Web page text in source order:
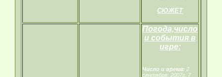
СЮЖЕТ
Погода,число
и события в
игре:
Число и время: 2
сентября, 2007г. 7